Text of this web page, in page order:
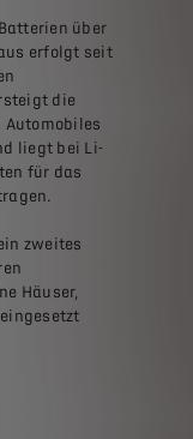
über
erfolgt seit
die
Automobiles
liegt bei Li-
für das
zweites
Häuser,